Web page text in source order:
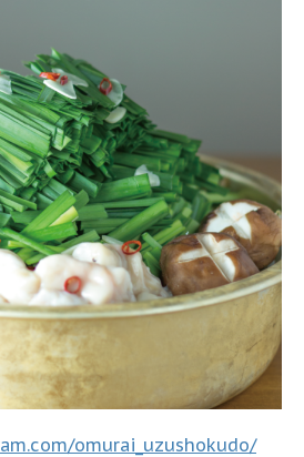
omurai_uzushokudo/